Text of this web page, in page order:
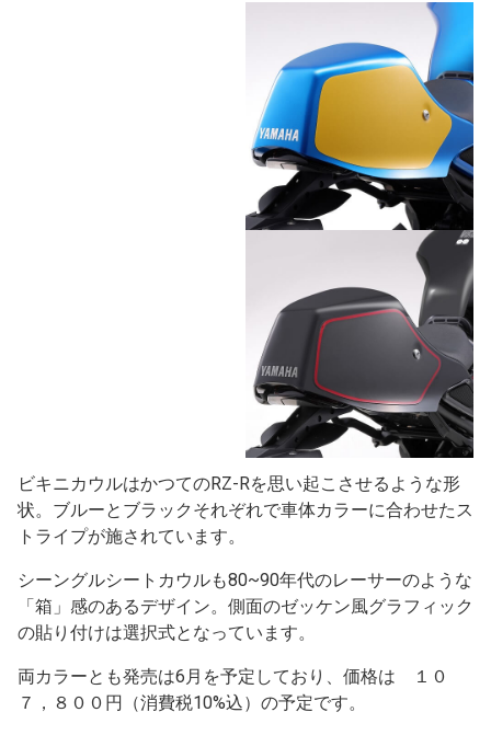
ビキニカウルはかつてのRZ-Rを思い起こさせるような形
状。ブルーとブラックそれぞれで車体カラーに合わせたス
トライプが施されています。
シーングルシートカウルも80~90年代のレーサーのような
「箱」感のあるデザイン。側面のゼッケン風グラフィック
の貼り付けは選択式となっています。
両カラーとも発売は6月を予定しており、価格は １０
７，８００円（消費税10%込）の予定です。